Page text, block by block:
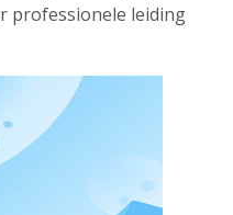
professionele leiding